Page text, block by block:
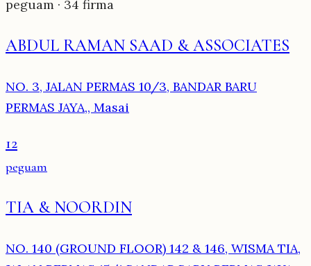
peguam · 34 firma
ABDUL RAMAN SAAD & ASSOCIATES
NO. 3, JALAN PERMAS 10/3, BANDAR BARU
PERMAS JAYA,, Masai
12
peguam
TIA & NOORDIN
NO. 140 (GROUND FLOOR) 142 & 146, WISMA TIA,